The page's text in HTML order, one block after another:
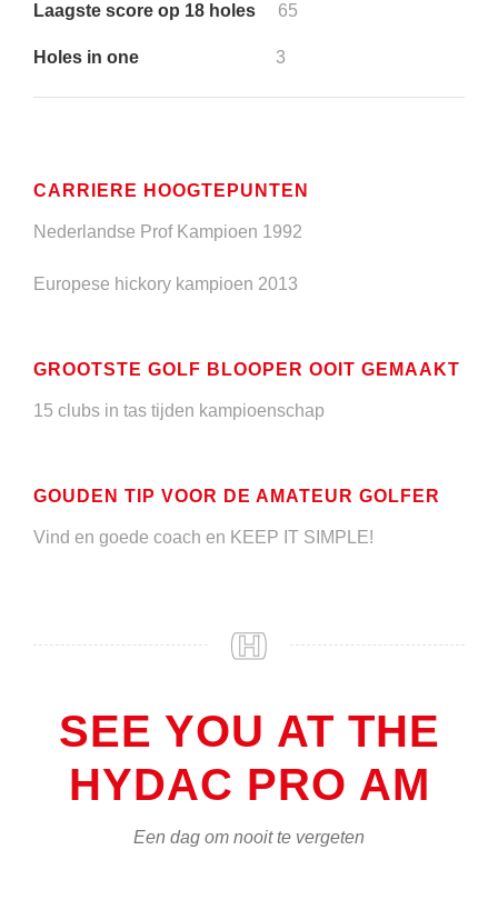
Laagste score op 18 holes 65
Holes in one 3
CARRIERE HOOGTEPUNTEN
Nederlandse Prof Kampioen 1992
Europese hickory kampioen 2013
GROOTSTE GOLF BLOOPER OOIT GEMAAKT
15 clubs in tas tijden kampioenschap
GOUDEN TIP VOOR DE AMATEUR GOLFER
Vind en goede coach en KEEP IT SIMPLE!
SEE YOU AT THE
HYDAC PRO AM
Een dag om nooit te vergeten